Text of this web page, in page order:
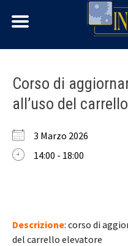
Skip
content
Corso di
all’uso del
3 Marzo 2026
14:00 - 18:00
Descrizione: corso di
del carrello elevatore